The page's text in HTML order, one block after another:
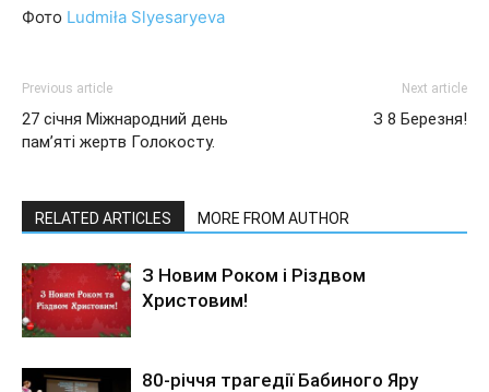
Фото Ludmiła Slyesaryeva
Previous article
27 січня Міжнародний день
пам’яті жертв Голокосту.
Next article
З 8 Березня!
RELATED ARTICLES MORE FROM AUTHOR
З Новим Роком і Різдвом
Христовим!
80-річчя трагедії Бабиного Яру